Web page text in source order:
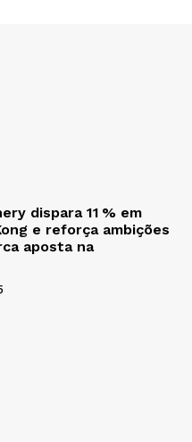
dispara 11 % em
e reforça ambições
aposta na